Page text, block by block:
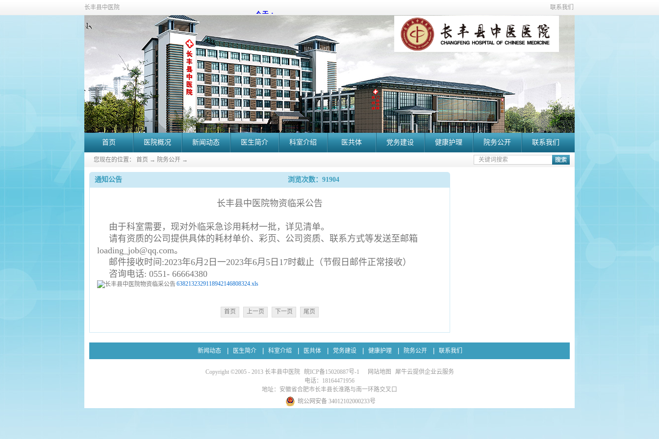
长丰县中医院 联系我们
首页 医院概况 新闻动态 医生简介 科室介绍 医共体 党务建设 健康护理 院务公开 联系我们
您现在的位置： 首页 → 院务公开 →
通知公告 浏览次数：91904
长丰县中医院物资临采公告
由于科室需要，现对外临采急诊用耗材一批，详见清单。
请有资质的公司提供具体的耗材单价、彩页、公司资质、联系方式等发送至邮箱
loading_job@qq.com。
邮件接收时间:2023年6月2日一2023年6月5日17时截止 （节假日邮件正常接收）
咨询电话: 0551- 66664380
6382132329118942146808324.xls
首页 上一页 下一页 尾页
新闻动态 医生简介 科室介绍 医共体 党务建设 健康护理 院务公开 联系我们
Copyright ©2005 - 2013 长丰县中医院 皖ICP备15020887号-1 网站地图 犀牛云提供企业云服务
地址：安徽省合肥市长丰县长淮路与南一环路交叉口
电话：18164471956
皖公网安备 34012102000233号